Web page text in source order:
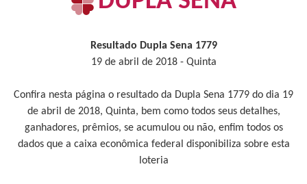
Resultado Dupla Sena 1779
19 de abril de 2018 - Quinta
Confira nesta página o resultado da Dupla Sena 1779 do dia 19
de abril de 2018, Quinta, bem como todos seus detalhes,
ganhadores, prêmios, se acumulou ou não, enfim todos os
dados que a caixa econômica federal disponibiliza sobre esta
loteria